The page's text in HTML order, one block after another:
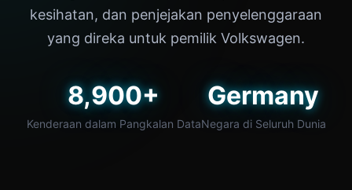
kesihatan, dan penjejakan penyelenggaraan
yang direka untuk pemilik Volkswagen.
8,900+
Kenderaan dalam Pangkalan Data
Germany
Negara di Seluruh Dunia